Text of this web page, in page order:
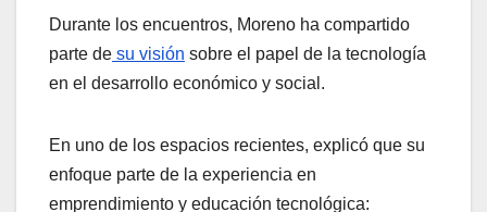
Durante los encuentros, Moreno ha compartido
parte de su visión sobre el papel de la tecnología
en el desarrollo económico y social.
En uno de los espacios recientes, explicó que su
enfoque parte de la experiencia en
emprendimiento y educación tecnológica: